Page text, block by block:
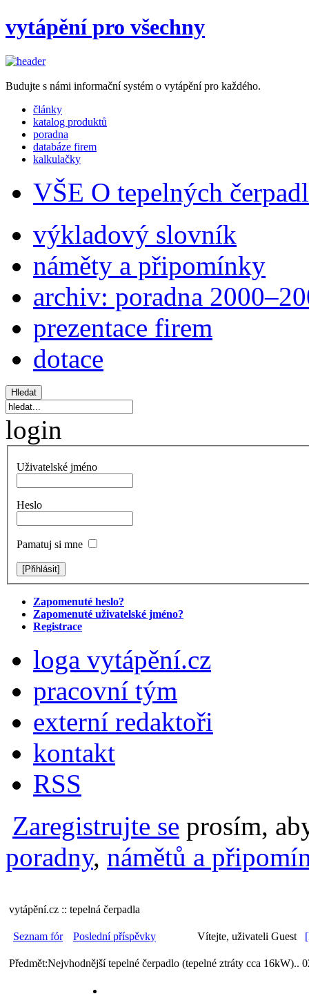
vytápění pro všechny
Budujte s námi informační systém o vytápění pro každého.
články
katalog produktů
poradna
databáze firem
kalkulačky
VŠE O tepelných
výkladový slovník
náměty a připomínky
archiv: poradna
prezentace firem
dotace
login
Uživatelské jméno
Heslo
Pamatuj si mne
Zapomenuté heslo?
Zapomenuté uživatelské jméno?
Registrace
loga vytápění.cz
pracovní tým
externí redaktoři
kontakt
RSS
Zaregistrujte se prosím,
poradny, námětů a
vytápění.cz :: tepelná čerpadla
Seznam fór Poslední příspěvky Vítejte, uživateli Guest
Předmět:Nejvhodnější tepelné čerpadlo (tepelné ztráty cca 16kW)..